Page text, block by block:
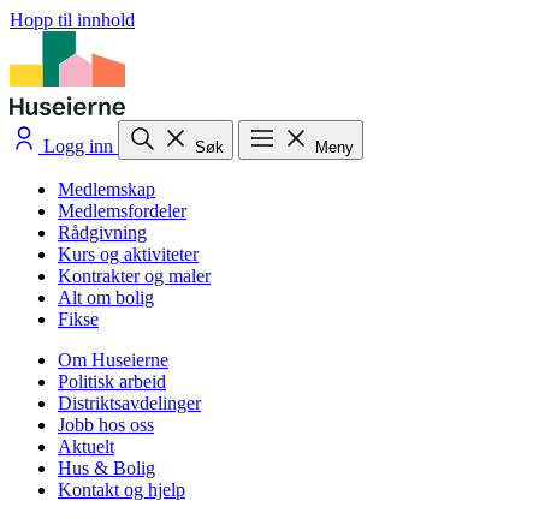
Hopp til innhold
Logg inn Søk Meny
Medlemskap
Medlemsfordeler
Rådgivning
Kurs og aktiviteter
Kontrakter og maler
Alt om bolig
Fikse
Om Huseierne
Politisk arbeid
Distriktsavdelinger
Jobb hos oss
Aktuelt
Hus & Bolig
Kontakt og hjelp